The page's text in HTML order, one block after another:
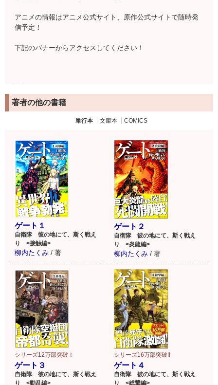
アニメの情報はアニメ公式サイト、原作公式サイトで随時発
信予定！
下記のバナーからアクセスしてください！
TVアニメ『GATE 自衛隊 彼の地にて、斯く戦えり』公式サイ
原作公式サイトはこちら！
作中で活躍する多彩なキャラクター！
イラストは黒獅子氏が担
当！
著者の他の書籍
単行本 文庫本 COMICS
ゲート１
自衛隊 彼の地にて、斯く戦え
り <接触編>
柳内たくみ / 著
ゲート２
自衛隊 彼の地にて、斯く戦え
り <炎龍編>
柳内たくみ / 著
シリーズ12万部突破！
ゲート３
自衛隊 彼の地にて、斯く戦え
り <動乱編>
シリーズ16万部突破!!
ゲート４
自衛隊 彼の地にて、斯く戦え
り <総撃編>